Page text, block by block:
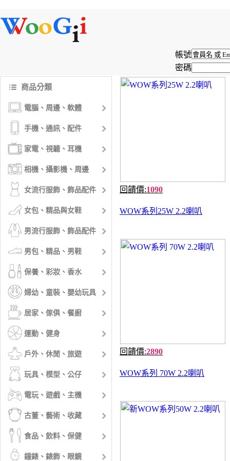
帳號
密碼
商品分類
電腦、周邊、軟體
手機、通訊、配件
家電、視聽、耳機
相機、攝影機、周邊
女流行服飾、飾品配件
女包、精品與女鞋
男流行服飾、飾品配件
男包、精品、男鞋
保養、彩妝、香水
婦幼、童裝、嬰幼玩具
居家、傢俱、餐廚
運動、健身
戶外、休閒、旅遊
玩具、模型、公仔
電玩、遊戲、主機
古董、藝術、收藏
食品、飲料、保健
鐘錶、錶飾、眼鏡
回饋價:1090
WOW系列25W 2.2喇叭
回饋價:2890
WOW系列 70W 2.2喇叭